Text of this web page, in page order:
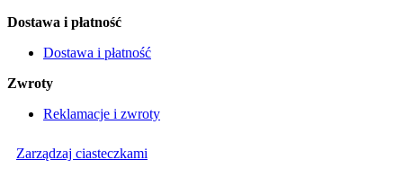
Dostawa i płatność
Dostawa i płatność
Zwroty
Reklamacje i zwroty
Zarządzaj ciasteczkami